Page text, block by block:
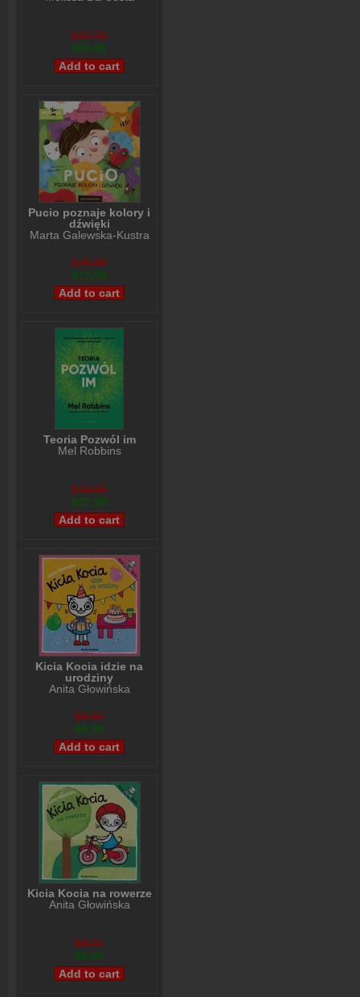
$32,79
$26,98
Pucio poznaje kolory i
dźwięki
Marta Galewska-Kustra
$15,99
$12,99
Teoria Pozwól im
Mel Robbins
$29,98
$27,98
Kicia Kocia idzie na
urodziny
Anita Głowińska
$8,00
$5,99
Kicia Kocia na rowerze
Anita Głowińska
$8,00
$6,99